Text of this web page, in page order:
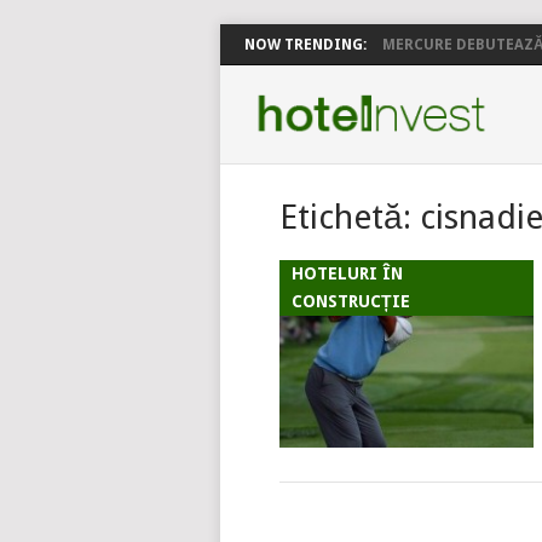
NOW TRENDING: MERCURE
Etichetă: cisnadie
HOTELURI ÎN
CONSTRUCȚIE